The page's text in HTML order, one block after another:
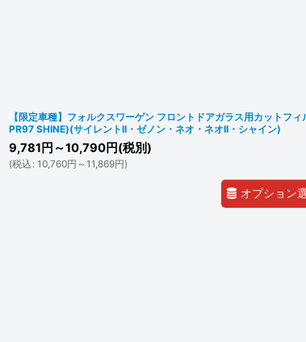
【限定車種】フォルクスワーゲン フロントドアガラス用カットフ
PR97 SHINE)(サイレントII・ゼノン・ネオ・ネオII・シャイン)
9,781 円 ～10,790円(税別)
(税込 : 10,760円 ～11,869円)
オプション